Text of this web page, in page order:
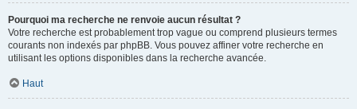
Pourquoi ma recherche ne renvoie aucun résultat ?
Votre recherche est probablement trop vague ou comprend plusieurs termes
courants non indexés par phpBB. Vous pouvez affiner votre recherche en
utilisant les options disponibles dans la recherche avancée.
Haut